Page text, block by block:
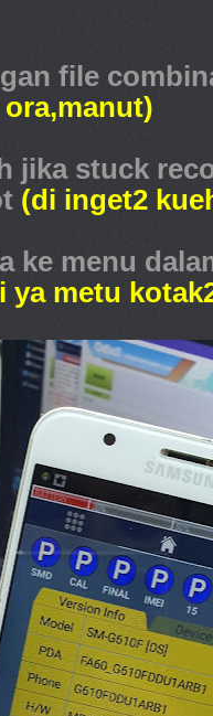
file
jika stuck
(di inget2
ke menu
ya metu